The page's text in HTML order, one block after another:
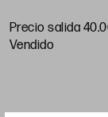
Precio salida
vendido